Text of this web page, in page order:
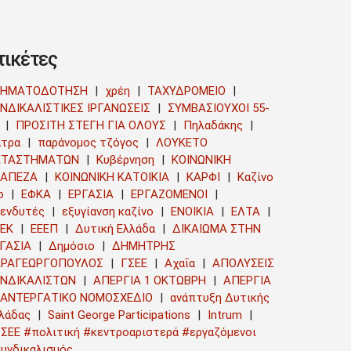
χρέη
ΤΑΧΥΔΡΟΜΕΙΟ
ΙΡΓΑΝΩΣΕΙΣ
ΣΥΜΒΑΣΙΟΥΧΟΙ 55-
ΠΡΟΣΙΤΗ ΣΤΕΓΗ ΓΙΑ ΟΛΟΥΣ
Πηλαδάκης
παράνομος τζόγος
ΛΟΥΚΕΤΟ
Κυβέρνηση
ΚΟΙΝΩΝΙΚΗ
ΚΟΙΝΩΝΙΚΗ ΚΑΤΟΙΚΙΑ ΚΑΡΦΙ
Καζίνο
ΕΦΚΑ ΕΡΓΑΣΙΑ
ΕΡΓΑΖΟΜΕΝΟΙ
εξυγίανση καζίνο ΕΝΟΙΚΙΑ
ΕΛΤΑ
ΕΕΕΠ Δυτική Ελλάδα
ΔΙΚΑΙΩΜΑ ΣΤΗΝ
Δημόσιο
ΔΗΜΗΤΡΗΣ
ΓΣΕΕ Αχαΐα
ΑΠΟΛΥΣΕΙΣ
ΑΠΕΡΓΙΑ 1 ΟΚΤΩΒΡΗ
ΑΠΕΡΓΙΑ
ΑΝΤΕΡΓΑΤΙΚΟ ΝΟΜΟΣΧΕΔΙΟ
ανάπτυξη Δυτικής
Saint George Participations
Intrum
#πολιτική #κεντροαριστερά #εργαζόμενοι